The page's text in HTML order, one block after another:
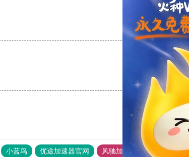
小蓝鸟 优途加速器官网 风驰加速器 旋风加速器